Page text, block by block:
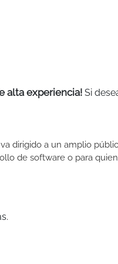
alta experiencia! Si
dirigido a un amplio
de software o para